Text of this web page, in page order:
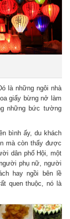
là những ngôi nhà
giấy bừng nở làm
những bức tường
bình ấy, du khách
mà còn thấy được
dân phố Hội, một
phụ nữ, người
hay ngồi bên lề
quen thuộc, nó là